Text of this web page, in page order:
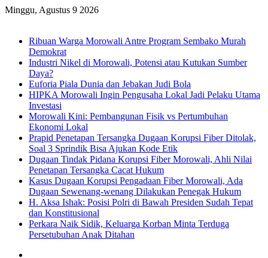
Minggu, Agustus 9 2026
Ribuan Warga Morowali Antre Program Sembako Murah
Demokrat
Industri Nikel di Morowali, Potensi atau Kutukan Sumber
Daya?
Euforia Piala Dunia dan Jebakan Judi Bola
HIPKA Morowali Ingin Pengusaha Lokal Jadi Pelaku Utama
Investasi
Morowali Kini: Pembangunan Fisik vs Pertumbuhan
Ekonomi Lokal
Prapid Penetapan Tersangka Dugaan Korupsi Fiber Ditolak,
Soal 3 Sprindik Bisa Ajukan Kode Etik
Dugaan Tindak Pidana Korupsi Fiber Morowali, Ahli Nilai
Penetapan Tersangka Cacat Hukum
Kasus Dugaan Korupsi Pengadaan Fiber Morowali, Ada
Dugaan Sewenang-wenang Dilakukan Penegak Hukum
H. Aksa Ishak: Posisi Polri di Bawah Presiden Sudah Tepat
dan Konstitusional
Perkara Naik Sidik, Keluarga Korban Minta Terduga
Persetubuhan Anak Ditahan